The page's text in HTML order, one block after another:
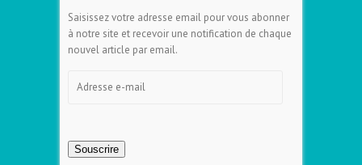
Saisissez votre adresse email pour vous abonner
à notre site et recevoir une notification de chaque
nouvel article par email.
Souscrire